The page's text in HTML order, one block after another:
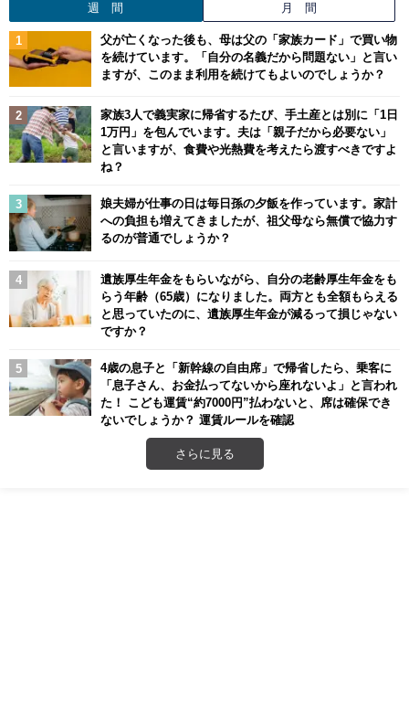
週 間 月 間
父が亡くなった後も、母は父の「家族カード」で買い物
を続けています。「自分の名義だから問題ない」と言い
ますが、このまま利用を続けてもよいのでしょうか？
家族3人で義実家に帰省するたび、手土産とは別に「1日
1万円」を包んでいます。夫は「親子だから必要ない」
と言いますが、食費や光熱費を考えたら渡すべきですよ
ね？
娘夫婦が仕事の日は毎日孫の夕飯を作っています。家計
への負担も増えてきましたが、祖父母なら無償で協力す
るのが普通でしょうか？
遺族厚生年金をもらいながら、自分の老齢厚生年金をも
らう年齢（65歳）になりました。両方とも全額もらえる
と思っていたのに、遺族厚生年金が減るって損じゃない
ですか？
4歳の息子と「新幹線の自由席」で帰省したら、乗客に
「息子さん、お金払ってないから座れないよ」と言われ
た！ こども運賃“約7000円”払わないと、席は確保でき
ないでしょうか？ 運賃ルールを確認
さらに見る